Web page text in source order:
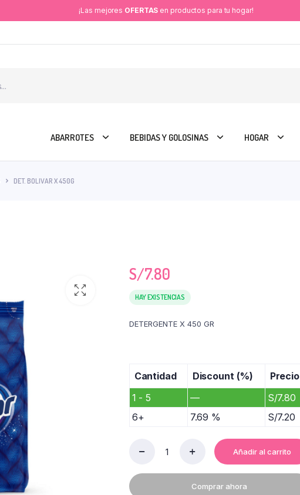
¡Las mejores OFERTAS en productos para tu hogar!
ABARROTES BEBIDAS Y GOLOSINAS HOGAR
DET. BOLIVAR X 450G
S/7.80
HAY EXISTENCIAS
DETERGENTE X 450 GR
Cantidad Discount (%)
Precio
1 - 5
— S/7.80
6+
7.69 % S/7.20
X
450G
Añadir al carrito
Comprar ahora